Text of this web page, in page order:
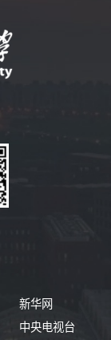
新华网
中央电视台